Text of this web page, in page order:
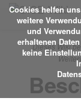
Dieses Wiki
Cookies helfen
weitere
und
erhaltenen
keine